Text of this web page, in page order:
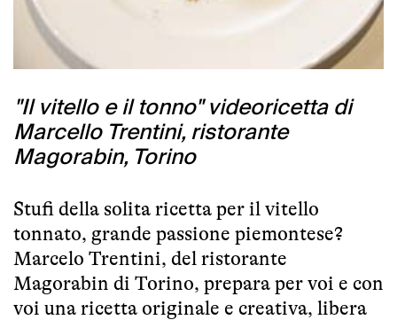
"Il vitello e il tonno" videoricetta di
Marcello Trentini, ristorante
Magorabin, Torino
Stufi della solita ricetta per il vitello
tonnato, grande passione piemontese?
Marcelo Trentini, del ristorante
Magorabin di Torino, prepara per voi e con
voi una ricetta originale e creativa, libera